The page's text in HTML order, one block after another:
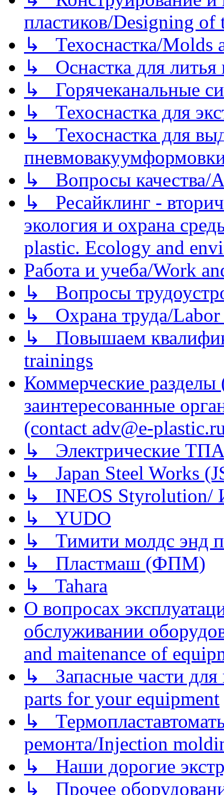
пластиков/Designing of
↳ Техоснастка/Molds
↳ Оснастка для литья
↳ Горячеканальные
↳ Техоснастка для
↳ Техоснастка для
↳ Вопросы качества/
↳ Ресайклинг -
экология и охрана
plastic. Ecology and
Работа и учеба/Work
↳ Вопросы
↳ Охрана труда/Labor
↳ Повышаем
trainings
Коммерческие
заинтересованные
(contact adv@e-
↳ Электрические
↳ Japan Steel Works
↳ INEOS
↳ YUDO
↳ Тимити молдс энд
↳ Пластмаш (ФПМ)
↳ Tahara
О вопросах
обслуживании
and maitenance of
↳ Запасные части для
parts for your equipment
↳
ремонта/Injection
↳ Наши дорогие
↳ Прочее